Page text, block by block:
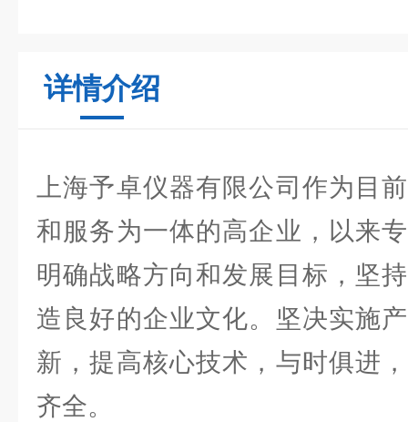
详情介绍
上海予卓仪器有限公司作为目
和服务为一体的高企业，以来
明确战略方向和发展目标，坚
造良好的企业文化。坚决实施
新，提高核心技术，与时俱进
齐全。